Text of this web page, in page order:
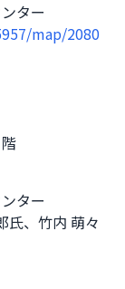
ター
map/2080
物２階
ター
氏、竹内 萌々